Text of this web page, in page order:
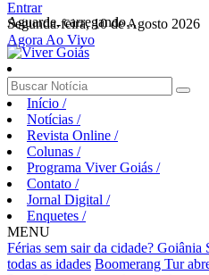
Aguarde, carregando...
Entrar
Segunda-feira, 10 de Agosto 2026
Agora Ao Vivo
Início /
Notícias /
Revista Online /
Colunas /
Programa Viver Goiás /
Contato /
Jornal Digital /
Enquetes /
MENU
Férias sem sair da cidade? Goiânia
todas as idades Boomerang Tur